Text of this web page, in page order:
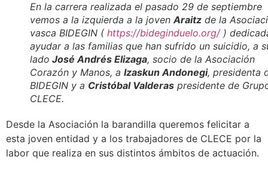
En la carrera realizada el pasado 29 de septiembre
vemos a la izquierda a la jovenAraitz de la
vasca BIDEGIN (https://bideginduelo.org/)
ayudar a las familias que han sufrido un suicidio, a
lado José Andrés Elizaga, socio de la Asociación
Corazón y Manos, a Izaskun Andonegi, presidenta
BIDEGIN y a Cristóbal Valderas presidente de
CLECE.
Desde la Asociación la barandilla queremos felicitar a
esta joven entidad y a los trabajadores de CLECE por la
labor que realiza en sus distintos ámbitos de actuación.